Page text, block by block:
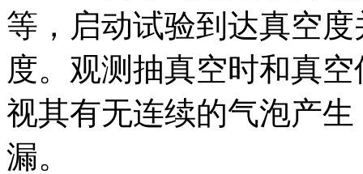
等，启动试验到达真空
度。观测抽真空时和真
视其有无连续的气泡产
漏。